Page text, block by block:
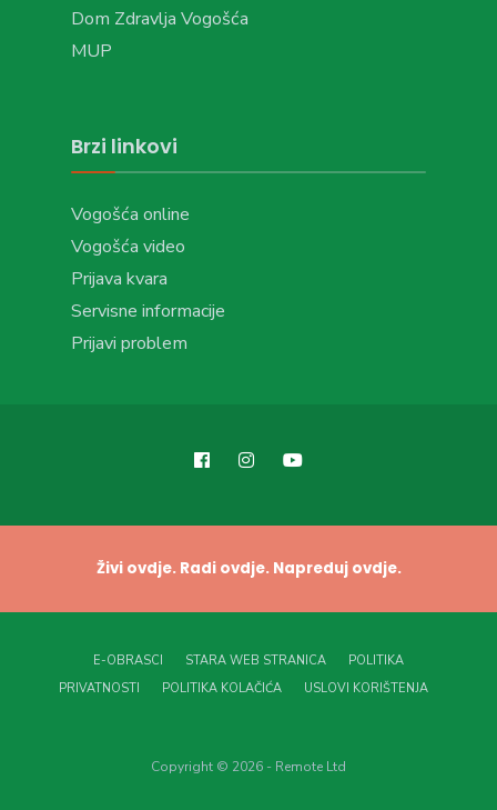
Dom Zdravlja Vogošća
MUP
Brzi linkovi
Vogošća online
Vogošća video
Prijava kvara
Servisne informacije
Prijavi problem
Živi ovdje. Radi ovdje. Napreduj ovdje.
E-OBRASCI STARA WEB STRANICA
POLITIKA
PRIVATNOSTI
POLITIKA KOLAČIĆA USLOVI KORIŠTENJA
Copyright © 2026 - Remote Ltd